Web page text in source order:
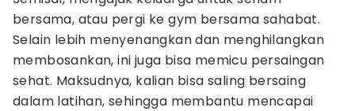
bersama, atau pergi ke gym bersama sahabat.
Selain lebih menyenangkan dan menghilangkan
membosankan, ini juga bisa memicu persaingan
sehat. Maksudnya, kalian bisa saling bersaing
dalam latihan, sehingga membantu mencapai